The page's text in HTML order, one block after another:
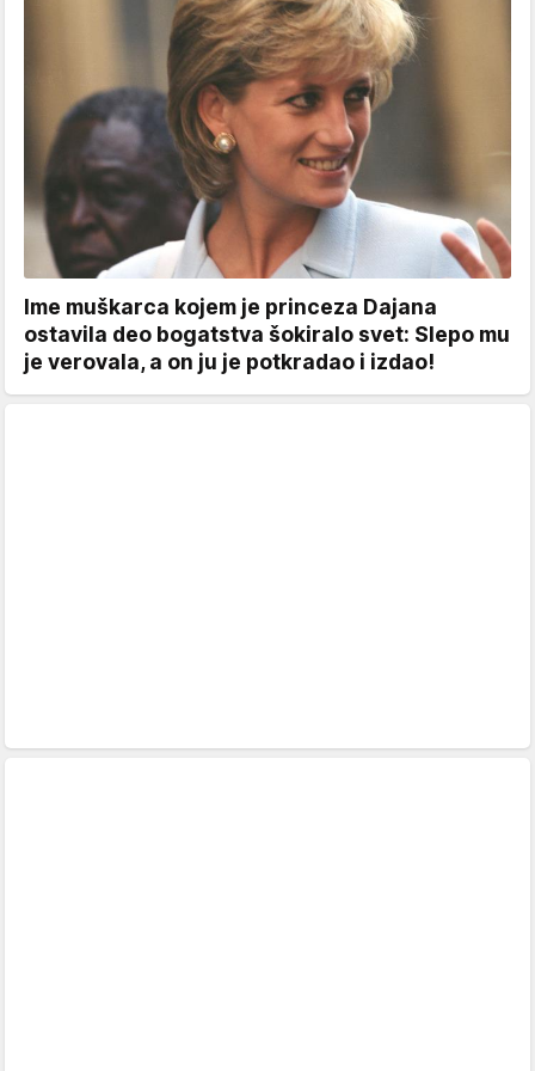
Ime muškarca kojem je princeza Dajana
ostavila deo bogatstva šokiralo svet: Slepo mu
je verovala, a on ju je potkradao i izdao!